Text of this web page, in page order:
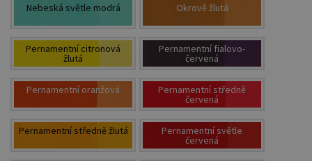
Nebeská světle modrá Okrově žlutá
Pernamentní citronová
žlutá
Pernamentní fialovo-
červená
Pernamentní oranžová Pernamentní středně
červená
Pernamentní středně žlutá Pernamentní světle
červená